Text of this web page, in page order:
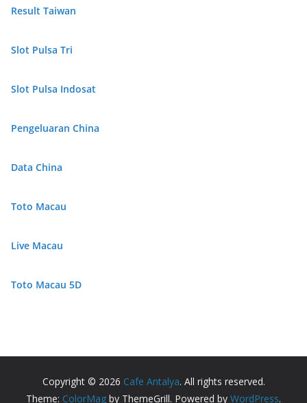
Result Taiwan
Slot Pulsa Tri
Slot Pulsa Indosat
Pengeluaran China
Data China
Toto Macau
Live Macau
Toto Macau 5D
Copyright © 2026 Cafe Antalya. All rights reserved.
Theme: ColorMag by ThemeGrill. Powered by WordPress.